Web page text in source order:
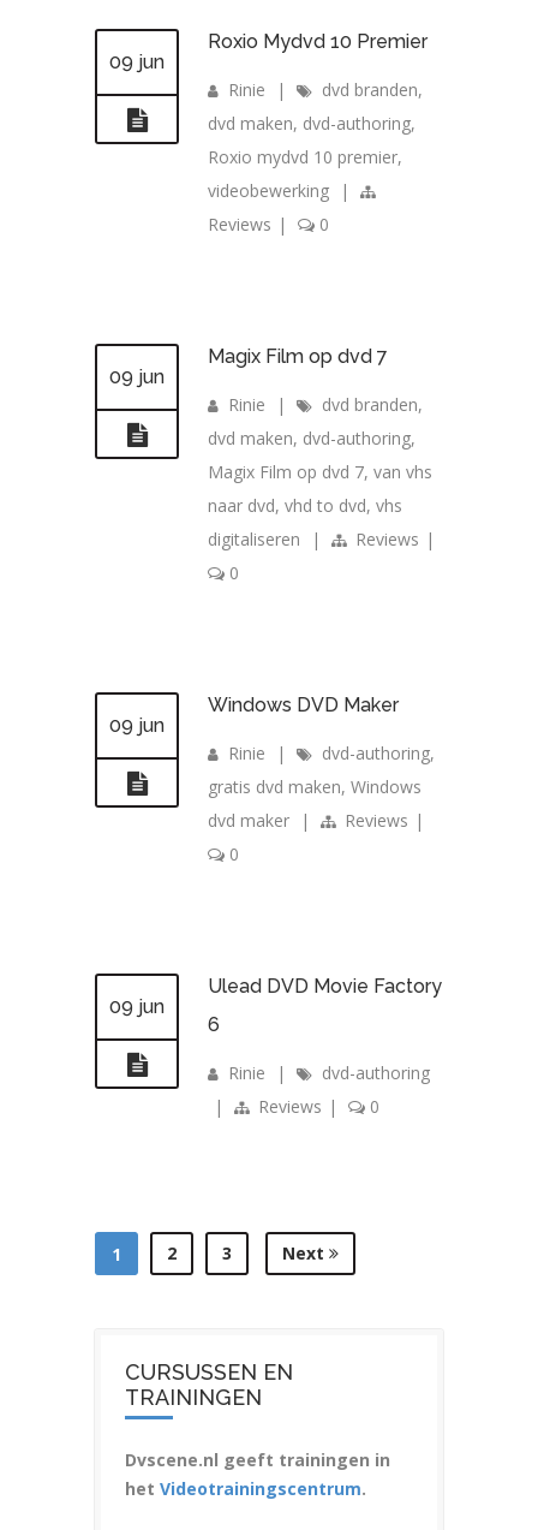
09 jun
Roxio Mydvd 10 Premier
Rinie | dvd branden,
dvd maken, dvd-authoring,
Roxio mydvd 10 premier,
videobewerking
|
Reviews | 0
09 jun
Magix Film op dvd 7
Rinie | dvd branden,
dvd maken, dvd-authoring,
Magix Film op dvd 7, van vhs
naar dvd, vhd to dvd, vhs
digitaliseren
| Reviews |
0
09 jun
Windows DVD Maker
Rinie | dvd-authoring,
gratis dvd maken, Windows
dvd maker
| Reviews |
0
09 jun
Ulead DVD Movie Factory
6
Rinie |
dvd-authoring
|
Reviews | 0
1 2 3 Next
CURSUSSEN EN
TRAININGEN
Dvscene.nl geeft trainingen in
het Videotrainingscentrum.